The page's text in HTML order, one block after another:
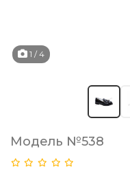
1 / 4
Модель №538